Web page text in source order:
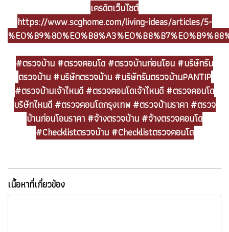
เครดิตเว็บไซต์
https://www.scghome.com/living-ideas/articles/5-
#ตรวจบ้าน #ตรวจคอนโด #ตรวจบ้านก่อนโอน #บริษัทรับ
ตรวจบ้าน #บริษัทตรวจบ้าน #บริษัทรับตรวจบ้านPANTIP
#ตรวจบ้านเจ้าไหนดี #ตรวจคอนโดเจ้าไหนดี #ตรวจคอนโด
บริษัทไหนดี #ตรวจคอนโดกรุงเทพ #ตรวจบ้านราคา #ตรวจ
บ้านก่อนโอนราคา #จ้างตรวจบ้าน #จ้างตรวจคอนโด
#Checklistตรวจบ้าน #Checklistตรวจคอนโด
เนื้อหาที่เกี่ยวข้อง